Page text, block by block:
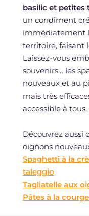
basilic et petites
un condiment
immédiatement
territoire, faisant
Laissez-vous
souvenirs… les
nouveaux et au
mais très
accessible à tous.
Découvrez aussi
oignons
Spaghetti à la
taleggio
Tagliatelle aux
Pâtes à la